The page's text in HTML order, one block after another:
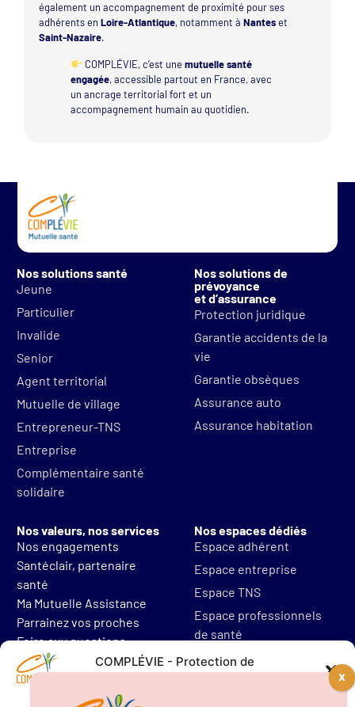
COMPLÉVIE - Protection de
également un accompagnement de proximité pour ses
adhérents enLoire-Atlantique, notamment àNanteset
Saint-Nazaire.
COMPLÉVIE, c’est une mutuelle santé
engagée, accessible partout en France, avec
un ancrage territorial fort et un
accompagnement humain au quotidien.
Nos solutions santé
Jeune
Particulier
Invalide
Senior
Agent territorial
Mutuelle de village
Entrepreneur-TNS
Entreprise
Complémentaire santé
solidaire
Nos solutions de
prévoyance
et d’assurance
Protection juridique
Garantie accidents de la
vie
Garantie obsèques
Assurance auto
Assurance habitation
Nos valeurs, nos services
Nos engagements
Santéclair, partenaire
santé
Ma Mutuelle Assistance
Parrainez vos proches
Foire aux questions
Nos espaces dédiés
Espace adhérent
Espace entreprise
Espace TNS
Espace professionnels
de santé
Mentions légales
Protections des données